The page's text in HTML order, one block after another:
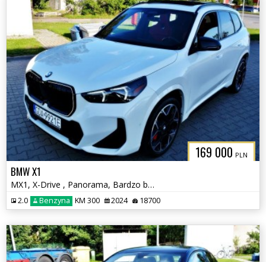
169 000 PLN
BMW X1
MX1, X-Drive , Panorama, Bardzo bogate wyposażenie
2.0 Benzyna KM 300 2024 18700